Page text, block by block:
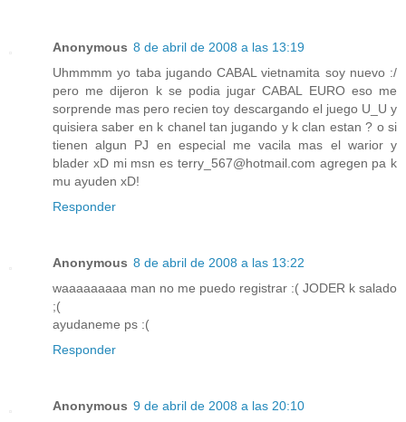
Anonymous 8 de abril de 2008 a las 13:19
Uhmmmm yo taba jugando CABAL vietnamita soy nuevo :/
pero me dijeron k se podia jugar CABAL EURO eso me
sorprende mas pero recien toy descargando el juego U_U y
quisiera saber en k chanel tan jugando y k clan estan ? o si
tienen algun PJ en especial me vacila mas el warior y
blader xD mi msn es terry_567@hotmail.com agregen pa k
mu ayuden xD!
Responder
Anonymous 8 de abril de 2008 a las 13:22
waaaaaaaaa man no me puedo registrar :( JODER k salado
;(
ayudaneme ps :(
Responder
Anonymous 9 de abril de 2008 a las 20:10